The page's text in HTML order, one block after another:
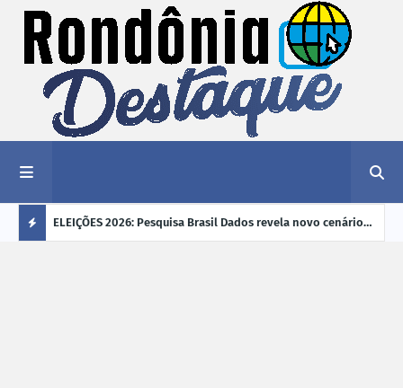
a mais ELEIÇÕES 2026: Pesquisa Brasil Dados revela novo cenário